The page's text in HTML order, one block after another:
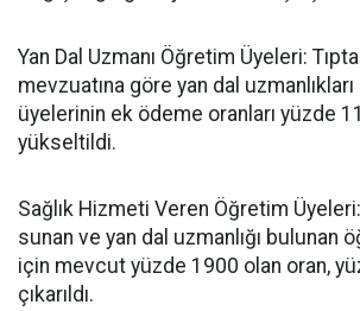
​Yan Dal Uzmanı Öğretim Üyeleri:
mevzuatına göre yan dal
üyelerinin ek ödeme oranları yüzde
yükseltildi.
​Sağlık Hizmeti Veren Öğretim
sunan ve yan dal uzmanlığı bulunan
için mevcut yüzde 1900 olan oran,
çıkarıldı.